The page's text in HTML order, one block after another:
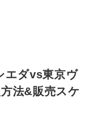
エダvs東京ヴ
法&販売スケ